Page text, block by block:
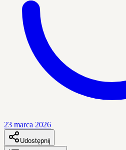
23 marca 2026
Udostępnij